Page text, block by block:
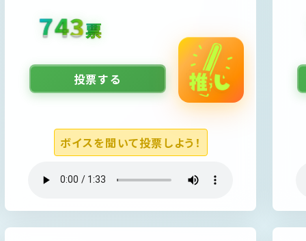
1026票
投票する
ボイスを聞いて投票しよう！